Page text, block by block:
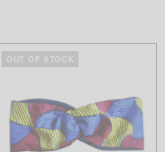
OUT OF STOCK